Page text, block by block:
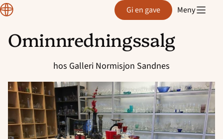
Hopp
Region
Rogaland Gi en gave Meny
Ominnredningssalg
hos Galleri Normisjon Sandnes